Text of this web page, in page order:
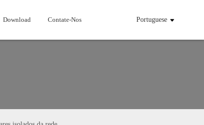
Download Contate-Nos Portuguese